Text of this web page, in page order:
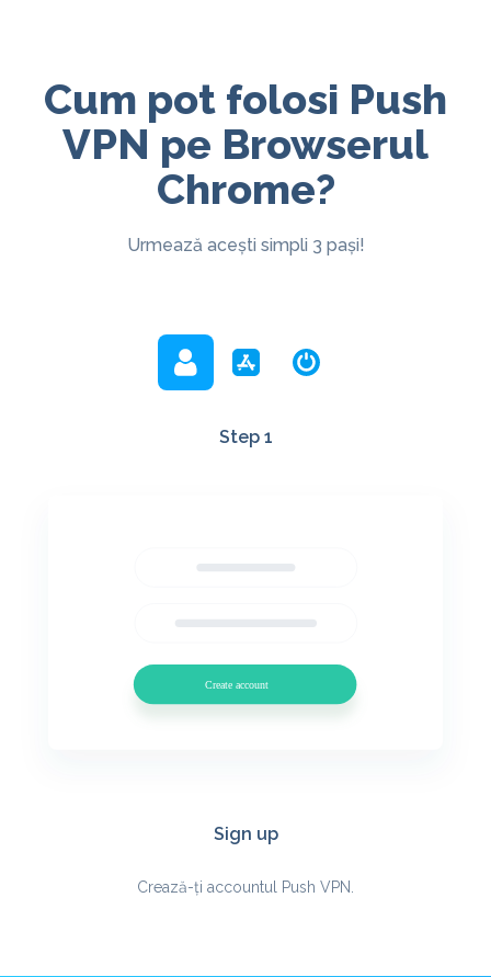
Cum pot folosi Push
VPN pe Browserul
Chrome?
Urmează acești simpli 3 pași!
Step 1
Sign up
Crează-ți accountul Push VPN.